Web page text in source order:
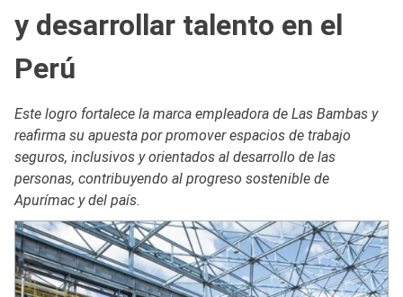
y desarrollar talento en el
Perú
Este logro fortalece la marca empleadora de Las Bambas y
reafirma su apuesta por promover espacios de trabajo
seguros, inclusivos y orientados al desarrollo de las
personas, contribuyendo al progreso sostenible de
Apurímac y del país.